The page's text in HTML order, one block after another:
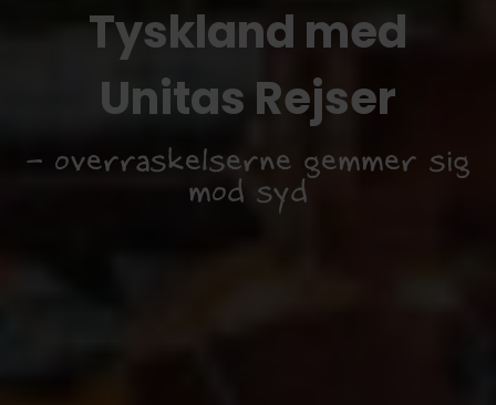
Tyskland med
Unitas Rejser
- overraskelserne gemmer sig
mod syd